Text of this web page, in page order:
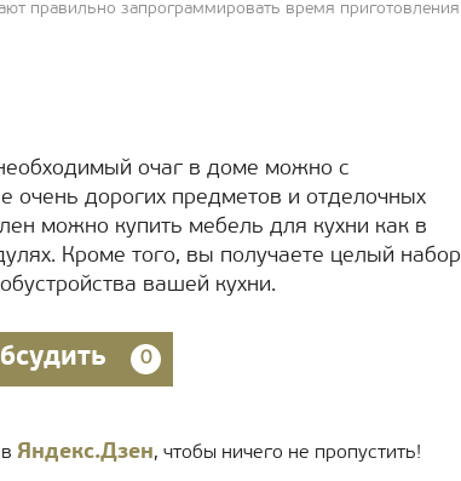
правильно запрограммировать время приготовления
очаг в доме можно с
очень дорогих предметов и отделочных
можно купить мебель для кухни как в
Кроме того, вы получаете целый набор
вашей кухни.
0
Яндекс.Дзен, чтобы ничего не пропустить!